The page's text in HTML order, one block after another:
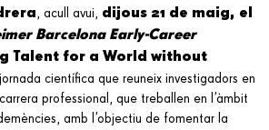
, acull avui, dijous 21 de maig, el
Barcelona Early-Career
Talent for a World without
científica que reuneix investigadors en
professional, que treballen en l’àmbit
amb l’objectiu de fomentar la